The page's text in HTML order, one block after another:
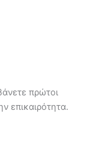
πρώτοι
επικαιρότητα.